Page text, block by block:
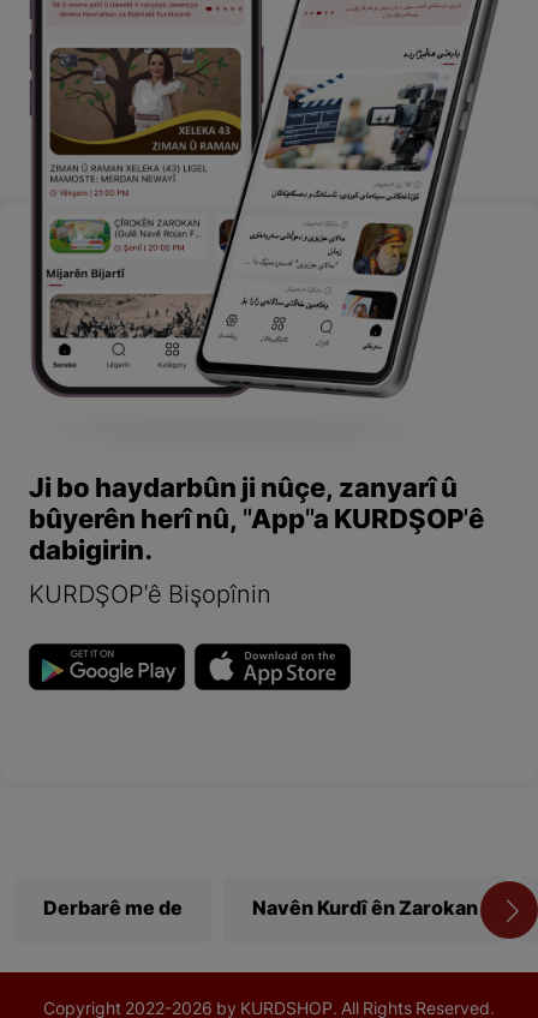
Ji bo haydarbûn ji nûçe, zanyarî û
bûyerên herî nû, "App"a KURDŞOP'ê
dabigirin.
KURDŞOP'ê Bişopînin
Derbarê me de Navên Kurdî ên Zarokan
Copyright 2022-2026 by KURDSHOP. All Rights Reserved.